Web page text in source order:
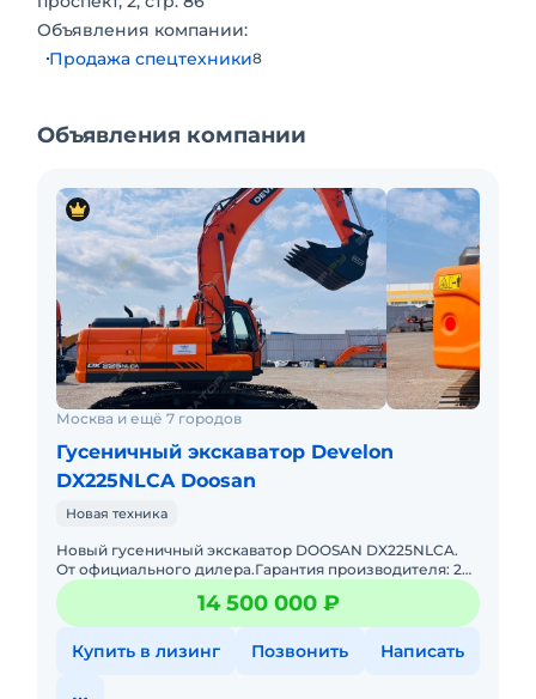
Габаритные размеры 9506х2990х3065
Объявления компании:
Продажа спецтехники8
Объявления компании
Москва и ещё 7 городов
Гусеничный экскаватор Develon
DX225NLCA Doosan
Новая техника
Новый гусеничный экскаватор DOOSAN DX225NLCA.
От официального дилера.Гарантия производителя: 2
года или 4000 м/ч.Лизинг: Поможем подобрать
лучшие условия от вед14 500 000 ₽
Купить в лизинг Позвонить Написать